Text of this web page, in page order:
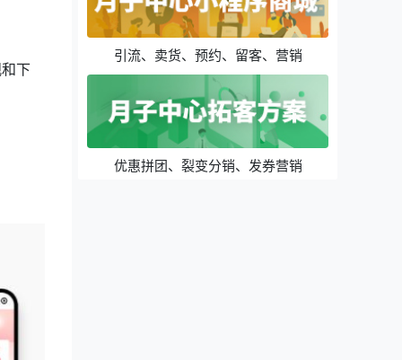
下
引流、卖货、预约、留客、营销
优惠拼团、裂变分销、发券营销